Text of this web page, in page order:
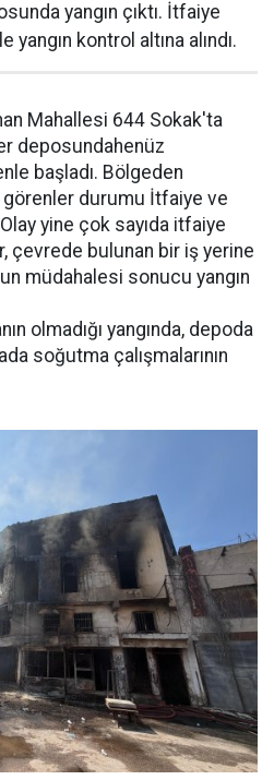
yangın çıktı. İtfaiye
kontrol altına alındı.
Mahallesi 644 Sokak'ta
deposundahenüz
başladı. Bölgeden
görenler durumu İtfaiye ve
yine çok sayıda itfaiye
çevrede bulunan bir iş yerine
müdahalesi sonucu yangın
olmadığı yangında, depoda
soğutma çalışmalarının